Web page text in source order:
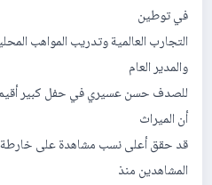
في توطین
التجارب العالمیة وتدریب المواھب
والمدیر العام
للصدف حسن عسیري في حفل كبیر أقیم
أن المیراث
المشاھدین منذ